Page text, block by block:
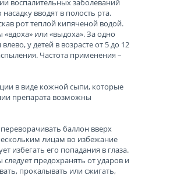
воспалительных заболеваний
вводят в полость рта.
рот теплой кипяченой водой.
или «выдоха». За одно
у детей в возрасте от 5 до 12
Частота применения –
в виде кожной сыпи, которые
препарата возможны
баллон вверх
лицам во избежание
избегать его попадания в глаза.
предохранять от ударов и
прокалывать или сжигать,